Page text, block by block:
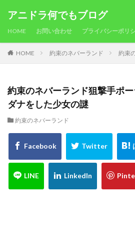
アニドラ何でもブログ
HOME お問い合わせ プライバシーポリ
HOME 約束のネバーランド 約束
約束のネバーランド狙撃手ポ
ダナをした少女の謎
約束のネバーランド